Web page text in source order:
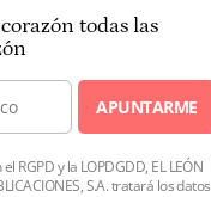
todas las
APUNTARME
RGPD y la LOPDGDD, EL LEÓN
S.A. tratará los datos